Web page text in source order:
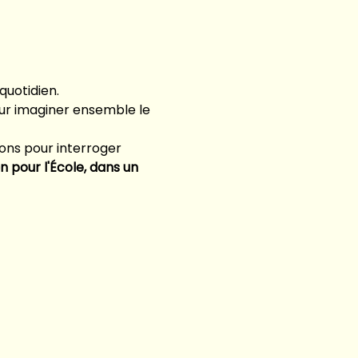
imaginer ensemble le
pour interroger
pour l'École, dans un